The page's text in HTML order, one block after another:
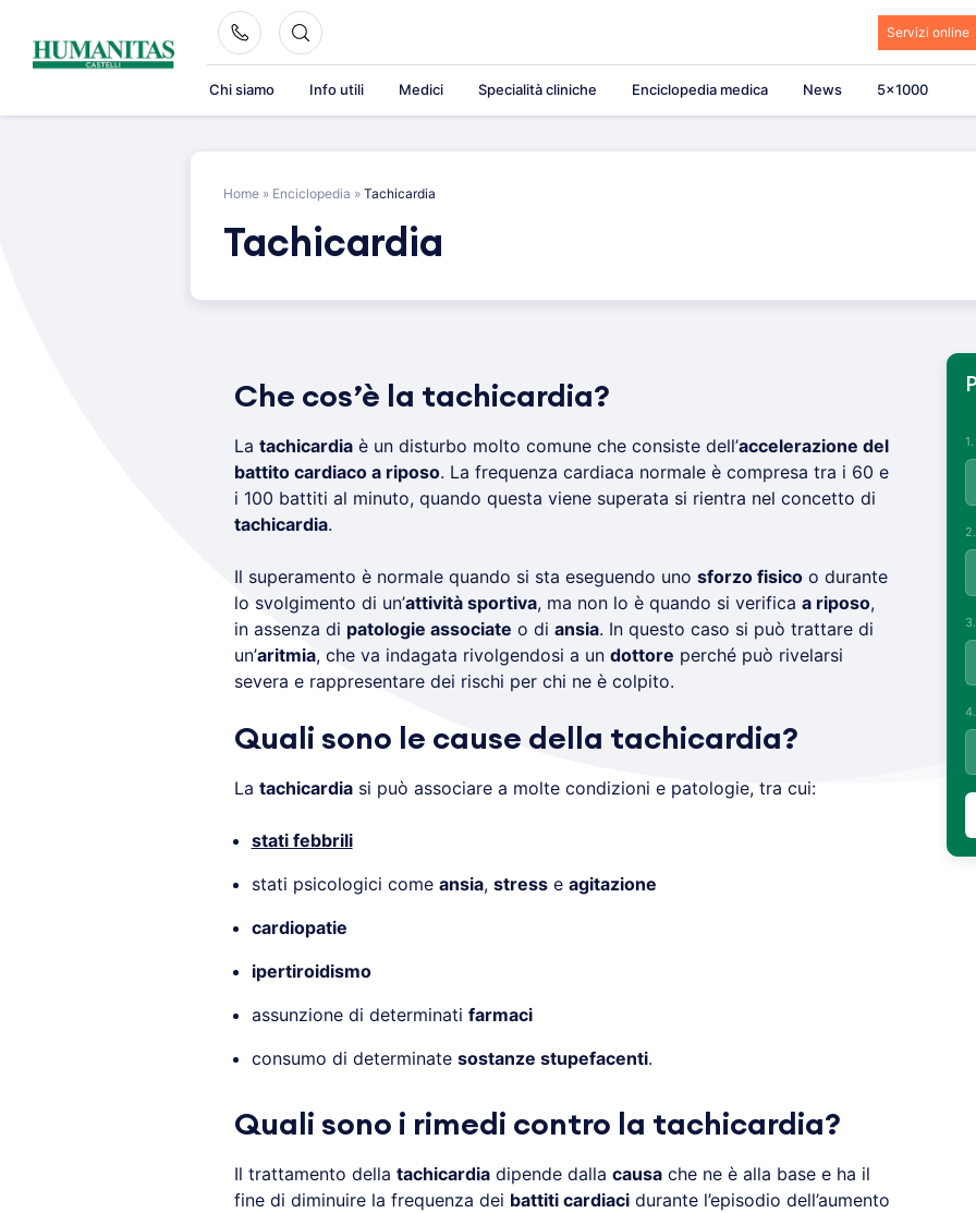
content
Servizi online
Chi siamo Info utili Medici Specialità cliniche Enciclopedia medica News 5×1000
Home » Enciclopedia » Tachicardia
Tachicardia
Che cos’è la tachicardia?
La tachicardiaè un disturbo molto comune che consiste dell’accelerazione del
battito cardiaco a riposo. La frequenza cardiaca normale è compresa tra i 60 e
i 100 battiti al minuto, quando questa viene superata si rientra nel concetto di
tachicardia.
Il superamento è normale quando si sta eseguendo uno sforzo fisicoo durante
lo svolgimento di un’attività sportiva, ma non lo è quando si verifica a riposo,
in assenza di patologie associate o di ansia. In questo caso si può trattare di
un’aritmia, che va indagata rivolgendosi a un dottore perché può rivelarsi
severa e rappresentare dei rischi per chi ne è colpito.
Quali sono le cause della tachicardia?
La tachicardiasi può associare a molte condizioni e patologie, tra cui:
stati febbrili
stati psicologici come ansia, stresse agitazione
cardiopatie
ipertiroidismo
assunzione di determinati farmaci
consumo di determinate sostanze stupefacenti.
Quali sono i rimedi contro la tachicardia?
Il trattamento della tachicardiadipende dalla causache ne è alla base e ha il
fine di diminuire la frequenza dei battiti cardiacidurante l’episodio dell’aumento